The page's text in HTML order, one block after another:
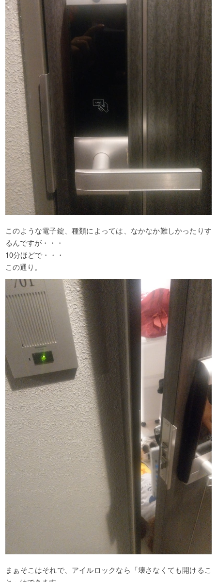
このような電子錠、種類によっては、なかなか難しかったりす
るんですが・・・
10分ほどで・・・
この通り。
まぁそこはそれで、アイルロックなら「壊さなくても開けるこ